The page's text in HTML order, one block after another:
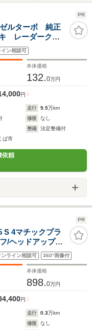
PR
ルターボ 純正
レーダークル
ートヒーター
ステアリング
イン相談可
本体価格
132.0万円
円
走行 9.5万km
修復
なし
整備
法定整備付
ば市
依頼
PR
4マチックプラ
/ヘッドアップ
ベンチレータ
アルミ
ンライン相談可 360°画像付
本体価格
898.0万円
円
走行 0.3万km
修復
なし